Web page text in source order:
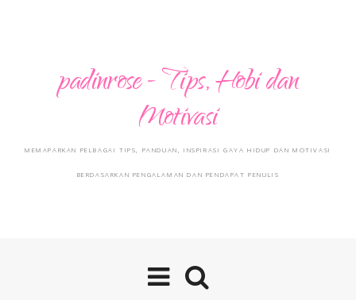
padinrose - Tips, Hobi dan
Motivasi
MEMAPARKAN PELBAGAI TIPS, PANDUAN, INSPIRASI GAYA HIDUP DAN MOTIVASI
BERDASARKAN PENGALAMAN DAN PENDAPAT PENULIS